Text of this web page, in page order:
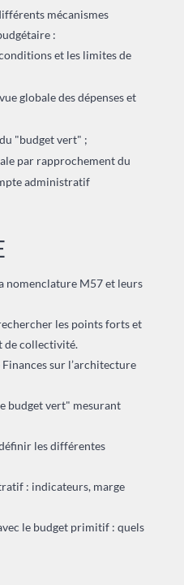
mécanismes
:
et les limites de
globale des dépenses et
"budget vert" ;
par rapprochement du
administratif
nomenclature M57 et leurs
les points forts et
de collectivité.
sur l’architecture
budget vert" mesurant
les différentes
: indicateurs, marge
le budget primitif : quels